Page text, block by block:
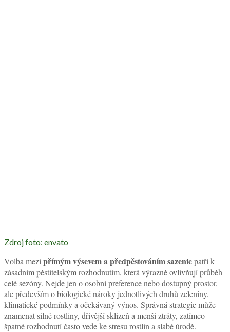
Zdroj foto: envato
Volba mezi přímým výsevema předpěstováním sazenicpatří k
zásadním pěstitelským rozhodnutím, která výrazně ovlivňují průběh
celé sezóny. Nejde jen o osobní preference nebo dostupný prostor,
ale především o biologické nároky jednotlivých druhů zeleniny,
klimatické podmínky a očekávaný výnos. Správná strategie může
znamenat silné rostliny, dřívější sklizeň a menší ztráty, zatímco
špatné rozhodnutí často vede ke stresu rostlin a slabé úrodě.